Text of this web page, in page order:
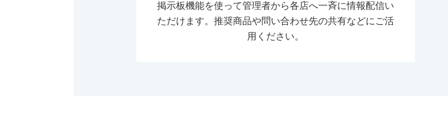
掲示板機能を使って管理者から各店へ一斉に情報配信い
ただけます。推奨商品や問い合わせ先の共有などにご活
用ください。